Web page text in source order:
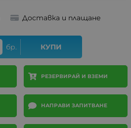
Доставка и плащане
бр. КУПИ
РЕЗЕРВИРАЙ И ВЗЕМИ
НАПРАВИ ЗАПИТВАНЕ